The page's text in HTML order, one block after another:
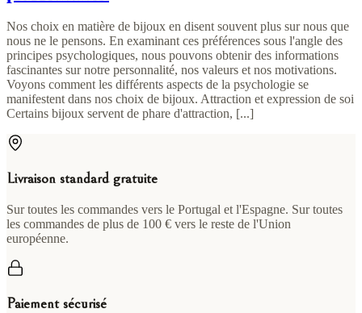
Nos choix en matière de bijoux en disent souvent plus sur nous que
nous ne le pensons. En examinant ces préférences sous l'angle des
principes psychologiques, nous pouvons obtenir des informations
fascinantes sur notre personnalité, nos valeurs et nos motivations.
Voyons comment les différents aspects de la psychologie se
manifestent dans nos choix de bijoux. Attraction et expression de soi
Certains bijoux servent de phare d'attraction, [...]
Livraison standard gratuite
Sur toutes les commandes vers le Portugal et l'Espagne. Sur toutes
les commandes de plus de 100 € vers le reste de l'Union
européenne.
Paiement sécurisé